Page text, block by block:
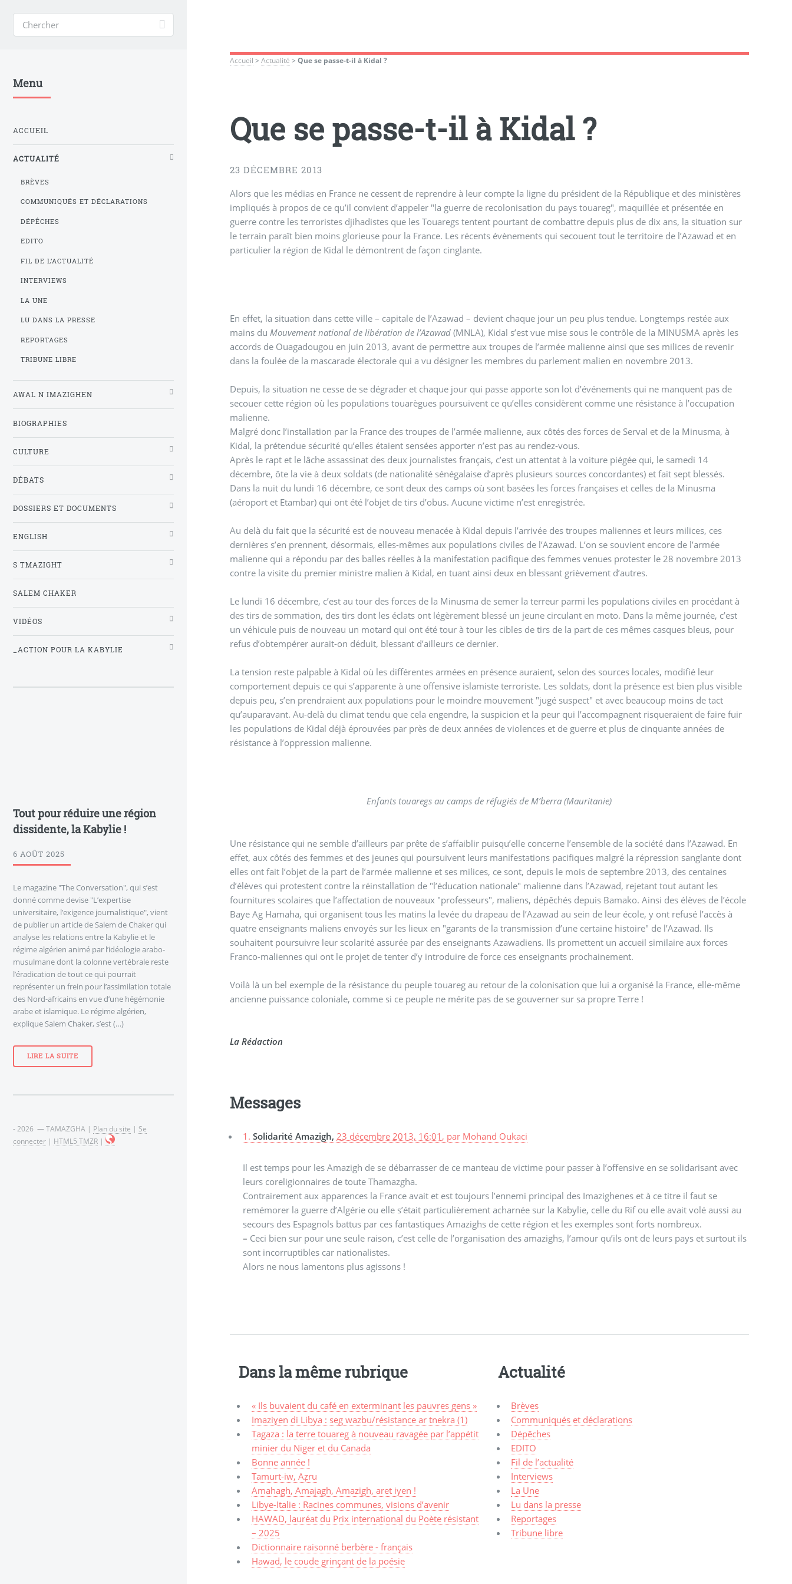
Accueil >Actualité >Que se passe-t-il à Kidal ?
Que se passe-t-il à Kidal ?
23 DÉCEMBRE 2013
Alors que les médias en France ne cessent de reprendre à leur compte la ligne du président de la République et des ministères
impliqués à propos de ce qu’il convient d’appeler "la guerre de recolonisation du pays touareg", maquillée et présentée en
guerre contre les terroristes djihadistes que les Touaregs tentent pourtant de combattre depuis plus de dix ans, la situation sur
le terrain paraît bien moins glorieuse pour la France. Les récents évènements qui secouent tout le territoire de l’Azawad et en
particulier la région de Kidal le démontrent de façon cinglante.
En effet, la situation dans cette ville – capitale de l’Azawad – devient chaque jour un peu plus tendue. Longtemps restée aux
mains du Mouvement national de libération de l’Azawad (MNLA), Kidal s’est vue mise sous le contrôle de la MINUSMA après les
accords de Ouagadougou en juin 2013, avant de permettre aux troupes de l’armée malienne ainsi que ses milices de revenir
dans la foulée de la mascarade électorale qui a vu désigner les membres du parlement malien en novembre 2013.
Depuis, la situation ne cesse de se dégrader et chaque jour qui passe apporte son lot d’événements qui ne manquent pas de
secouer cette région où les populations touarègues poursuivent ce qu’elles considèrent comme une résistance à l’occupation
malienne.
Malgré donc l’installation par la France des troupes de l’armée malienne, aux côtés des forces de Serval et de la Minusma, à
Kidal, la prétendue sécurité qu’elles étaient sensées apporter n’est pas au rendez-vous.
Après le rapt et le lâche assassinat des deux journalistes français, c’est un attentat à la voiture piégée qui, le samedi 14
décembre, ôte la vie à deux soldats (de nationalité sénégalaise d’après plusieurs sources concordantes) et fait sept blessés.
Dans la nuit du lundi 16 décembre, ce sont deux des camps où sont basées les forces françaises et celles de la Minusma
(aéroport et Etambar) qui ont été l’objet de tirs d’obus. Aucune victime n’est enregistrée.
Au delà du fait que la sécurité est de nouveau menacée à Kidal depuis l’arrivée des troupes maliennes et leurs milices, ces
dernières s’en prennent, désormais, elles-mêmes aux populations civiles de l’Azawad. L’on se souvient encore de l’armée
malienne qui a répondu par des balles réelles à la manifestation pacifique des femmes venues protester le 28 novembre 2013
contre la visite du premier ministre malien à Kidal, en tuant ainsi deux en blessant grièvement d’autres.
Le lundi 16 décembre, c’est au tour des forces de la Minusma de semer la terreur parmi les populations civiles en procédant à
des tirs de sommation, des tirs dont les éclats ont légèrement blessé un jeune circulant en moto. Dans la même journée, c’est
un véhicule puis de nouveau un motard qui ont été tour à tour les cibles de tirs de la part de ces mêmes casques bleus, pour
refus d’obtempérer aurait-on déduit, blessant d’ailleurs ce dernier.
La tension reste palpable à Kidal où les différentes armées en présence auraient, selon des sources locales, modifié leur
comportement depuis ce qui s’apparente à une offensive islamiste terroriste. Les soldats, dont la présence est bien plus visible
depuis peu, s’en prendraient aux populations pour le moindre mouvement "jugé suspect" et avec beaucoup moins de tact
qu’auparavant. Au-delà du climat tendu que cela engendre, la suspicion et la peur qui l’accompagnent risqueraient de faire fuir
les populations de Kidal déjà éprouvées par près de deux années de violences et de guerre et plus de cinquante années de
résistance à l’oppression malienne.
Enfants touaregs au camps de réfugiés de M’berra (Mauritanie)
Une résistance qui ne semble d’ailleurs par prête de s’affaiblir puisqu’elle concerne l’ensemble de la société dans l’Azawad. En
effet, aux côtés des femmes et des jeunes qui poursuivent leurs manifestations pacifiques malgré la répression sanglante dont
elles ont fait l’objet de la part de l’armée malienne et ses milices, ce sont, depuis le mois de septembre 2013, des centaines
d’élèves qui protestent contre la réinstallation de "l’éducation nationale" malienne dans l’Azawad, rejetant tout autant les
fournitures scolaires que l’affectation de nouveaux "professeurs", maliens, dépêchés depuis Bamako. Ainsi des élèves de l’école
Baye Ag Hamaha, qui organisent tous les matins la levée du drapeau de l’Azawad au sein de leur école, y ont refusé l’accès à
quatre enseignants maliens envoyés sur les lieux en "garants de la transmission d’une certaine histoire" de l’Azawad. Ils
souhaitent poursuivre leur scolarité assurée par des enseignants Azawadiens. Ils promettent un accueil similaire aux forces
Franco-maliennes qui ont le projet de tenter d’y introduire de force ces enseignants prochainement.
Voilà là un bel exemple de la résistance du peuple touareg au retour de la colonisation que lui a organisé la France, elle-même
ancienne puissance coloniale, comme si ce peuple ne mérite pas de se gouverner sur sa propre Terre !
La Rédaction
Messages
1. Solidarité Amazigh, 23 décembre 2013, 16:01 , par Mohand Oukaci
Il est temps pour les Amazigh de se débarrasser de ce manteau de victime pour passer à l’offensive en se solidarisant avec
leurs coreligionnaires de toute Thamazgha.
Contrairement aux apparences la France avait et est toujours l’ennemi principal des Imazighenes et à ce titre il faut se
remémorer la guerre d’Algérie ou elle s’était particulièrement acharnée sur la Kabylie, celle du Rif ou elle avait volé aussi au
secours des Espagnols battus par ces fantastiques Amazighs de cette région et les exemples sont forts nombreux.
– Ceci bien sur pour une seule raison, c’est celle de l’organisation des amazighs, l’amour qu’ils ont de leurs pays et surtout ils
sont incorruptibles car nationalistes.
Alors ne nous lamentons plus agissons !
Dans la même rubrique
« Ils buvaient du café en exterminant les pauvres gens »
Imaziɣen di Libya : seg wazbu/résistance ar tnekra (1)
Tagaza : la terre touareg à nouveau ravagée par l’appétit
minier du Niger et du Canada
Bonne année !
Tamurt-iw, Aẓru
Amahagh, Amajagh, Amazigh, aret iyen !
Libye-Italie : Racines communes, visions d’avenir
HAWAD, lauréat du Prix international du Poète résistant
– 2025
Dictionnaire raisonné berbère - français
Hawad, le coude grinçant de la poésie
Actualité
Brèves
Communiqués et déclarations
Dépêches
EDITO
Fil de l’actualité
Interviews
La Une
Lu dans la presse
Reportages
Tribune libre
Menu
ACCUEIL
ACTUALITÉ
BRÈVES
COMMUNIQUÉS ET DÉCLARATIONS
DÉPÊCHES
EDITO
FIL DE L’ACTUALITÉ
INTERVIEWS
LA UNE
LU DANS LA PRESSE
REPORTAGES
TRIBUNE LIBRE
AWAL N IMAZIGHEN
BIOGRAPHIES
CULTURE
DÉBATS
DOSSIERS ET DOCUMENTS
ENGLISH
S TMAZIGHT
SALEM CHAKER
VIDÉOS
_ACTION POUR LA KABYLIE
Tout pour réduire une région
dissidente, la Kabylie !
6 AOÛT 2025
Le magazine "The Conversation", qui s’est
donné comme devise "L’expertise
universitaire, l’exigence journalistique", vient
de publier un article de Salem de Chaker qui
analyse les relations entre la Kabylie et le
régime algérien animé par l’idéologie arabo-
musulmane dont la colonne vertébrale reste
l’éradication de tout ce qui pourrait
représenter un frein pour l’assimilation totale
des Nord-africains en vue d’une hégémonie
arabe et islamique. Le régime algérien,
explique Salem Chaker, s’est (…)
LIRE LA SUITE
- 2026 — TAMAZGHA | Plan du site | Se
connecter | HTML5 TMZR |